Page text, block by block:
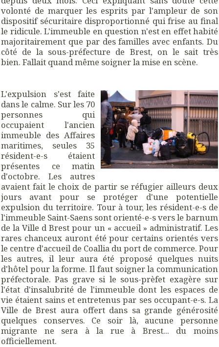
volonté de marquer les esprits par l'ampleur de son
dispositif sécuritaire disproportionné qui frise au final
le ridicule. L'immeuble en question n'est en effet habité
majoritairement que par des familles avec enfants. Du
côté de la sous-préfecture de Brest, on le sait très
bien. Fallait quand même soigner la mise en scène.
L'expulsion s'est faite
dans le calme. Sur les 70
personnes qui
occupaient l'ancien
immeuble des Affaires
maritimes, seules 35
résident-e-s étaient
présentes ce matin
d'octobre. Les autres
avaient fait le choix de partir se réfugier ailleurs deux
jours avant pour se protéger d'une potentielle
expulsion du territoire. Tour à tour, les résident-e-s de
l'immeuble Saint-Saens sont orienté-e-s vers le barnum
de la Ville d Brest pour un « accueil » administratif. Les
rares chanceux auront été pour certains orientés vers
le centre d'accueil de Coallia du port de commerce. Pour
les autres, il leur aura été proposé quelques nuits
d'hôtel pour la forme. Il faut soigner la communication
préfectorale. Pas grave si le sous-prèfet exagère sur
l'état d'insalubrité de l'immeuble dont les espaces de
vie étaient sains et entretenus par ses occupant-e-s. La
Ville de Brest aura offert dans sa grande générosité
quelques conserves. Ce soir là, aucune personne
migrante ne sera à la rue à Brest... du moins
officiellement.